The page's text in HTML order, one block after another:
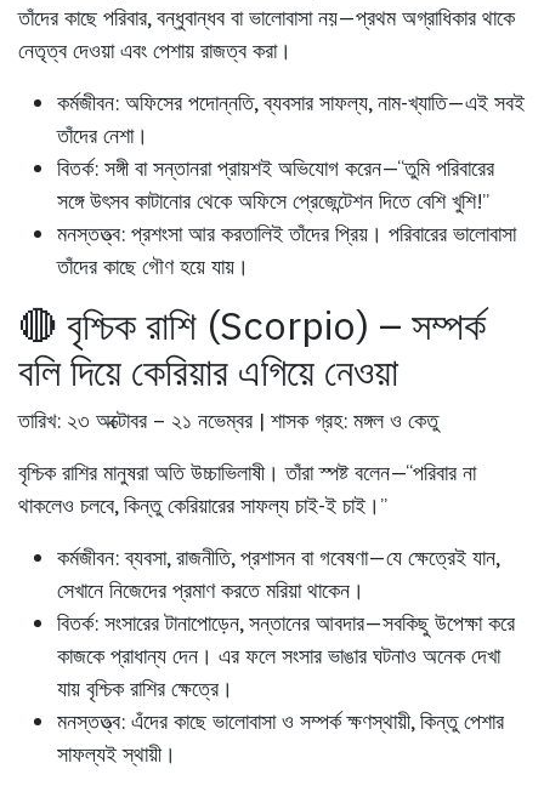
তাঁদের কাছে পরিবার, বন্ধুবান্ধব বা ভালোবাসা নয়—প্রথম অগ্রাধিকার থাকে
নেতৃত্ব দেওয়া এবং পেশায় রাজত্ব করা।
কর্মজীবন: অফিসের পদোন্নতি, ব্যবসার সাফল্য, নাম-খ্যাতি—এই সবই
তাঁদের নেশা।
বিতর্ক: সঙ্গী বা সন্তানরা প্রায়শই অভিযোগ করেন—“তুমি পরিবারের
সঙ্গে উৎসব কাটানোর থেকে অফিসে প্রেজেন্টেশন দিতে বেশি খুশি!”
মনস্তত্ত্ব: প্রশংসা আর করতালিই তাঁদের প্রিয়। পরিবারের ভালোবাসা
তাঁদের কাছে গৌণ হয়ে যায়।
🔴 বৃশ্চিক রাশি (Scorpio) – সম্পর্ক
বলি দিয়ে কেরিয়ার এগিয়ে নেওয়া
তারিখ: ২৩ অক্টোবর – ২১ নভেম্বর | শাসক গ্রহ: মঙ্গল ও কেতু
বৃশ্চিক রাশির মানুষরা অতি উচ্চাভিলাষী। তাঁরা স্পষ্ট বলেন—“পরিবার না
থাকলেও চলবে, কিন্তু কেরিয়ারের সাফল্য চাই-ই চাই।”
কর্মজীবন:ব্যবসা, রাজনীতি, প্রশাসন বা গবেষণা—যে ক্ষেত্রেই যান,
সেখানে নিজেদের প্রমাণ করতে মরিয়া থাকেন।
বিতর্ক: সংসারের টানাপোড়েন, সন্তানের আবদার—সবকিছু উপেক্ষা করে
কাজকে প্রাধান্য দেন। এর ফলে সংসার ভাঙার ঘটনাও অনেক দেখা
যায় বৃশ্চিক রাশির ক্ষেত্রে।
মনস্তত্ত্ব: এঁদের কাছে ভালোবাসা ও সম্পর্ক ক্ষণস্থায়ী, কিন্তু পেশার
সাফল্যই স্থায়ী।